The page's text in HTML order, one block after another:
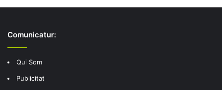
Comunicatur:
Qui Som
Publicitat